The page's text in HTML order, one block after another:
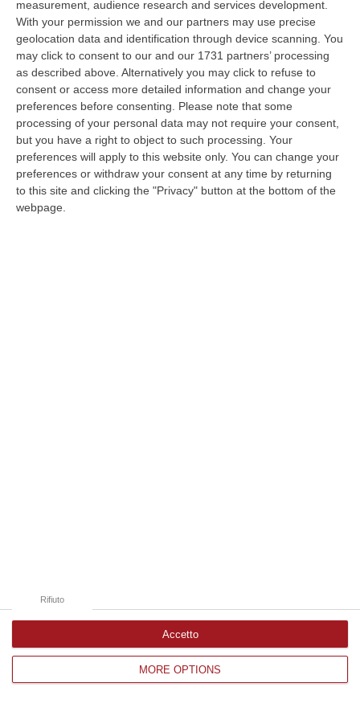
measurement, audience research and services development.
With your permission we and our partners may use precise
geolocation data and identification through device scanning. You
may click to consent to our and our 1731 partners’ processing
as described above. Alternatively you may click to refuse to
consent or access more detailed information and change your
preferences before consenting.
Please note that some
processing of your personal data may not require your consent,
but you have a right to object to such processing. Your
preferences will apply to this website only. You can change your
preferences or withdraw your consent at any time by returning
to this site and clicking the "Privacy" button at the bottom of the
webpage.
MORE OPTIONS
Rifiuto
Accetto
Depuratori E Illeciti Ambientali: Contestato Danno Erariale Da
600mila Euro Nel Catanzarese – VIDEO
“CATANZARO La Procura regionale della Corte dei Conti della Calabria
ha notificato a nove tra persone giuridiche e fisiche (tra cui tre funz…
06 Agosto, 7:57
Dl Sicurezza-Migranti Approvato Alla Camera: È Legge
“ROMA La Camera ha approvato in via definitiva il decreto legge
sicurezza-migranti con 165 voti a favore e 80 contro. Nel contenuto,
introdu…
06 Agosto, 7:38
Corriere delle Calabria è una testata giornalistica di News&Com S.r.l